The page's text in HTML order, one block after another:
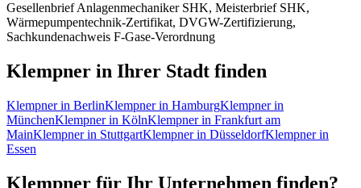
Gesellenbrief Anlagenmechaniker SHK, Meisterbrief SHK,
Wärmepumpentechnik-Zertifikat, DVGW-Zertifizierung,
Sachkundenachweis F-Gase-Verordnung
Klempner in Ihrer Stadt finden
Klempnerin BerlinKlempnerin HamburgKlempnerin
MünchenKlempnerin KölnKlempnerin Frankfurt am
MainKlempnerin StuttgartKlempnerin DüsseldorfKlempnerin
Essen
Klempner für Ihr Unternehmen finden?